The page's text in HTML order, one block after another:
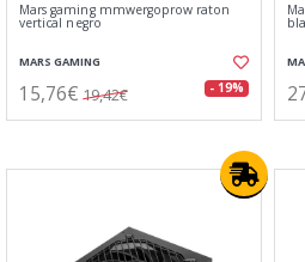
Mars gaming mmwergoprow raton
vertical negro
MARS GAMING
15,76€ 19,42€ - 19%